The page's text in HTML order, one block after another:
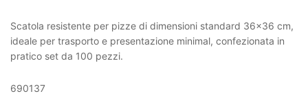
Scatola resistente per pizze di dimensioni standard 36×36 cm,
ideale per trasporto e presentazione minimal, confezionata in
pratico set da 100 pezzi.
690137